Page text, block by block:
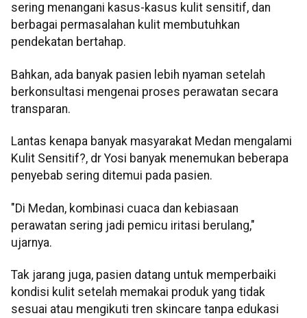
sering menangani kasus-kasus kulit sensitif, dan
berbagai permasalahan kulit membutuhkan
pendekatan bertahap.
Bahkan, ada banyak pasien lebih nyaman setelah
berkonsultasi mengenai proses perawatan secara
transparan.
Lantas kenapa banyak masyarakat Medan mengalami
Kulit Sensitif?, dr Yosi banyak menemukan beberapa
penyebab sering ditemui pada pasien.
"Di Medan, kombinasi cuaca dan kebiasaan
perawatan sering jadi pemicu iritasi berulang,"
ujarnya.
Tak jarang juga, pasien datang untuk memperbaiki
kondisi kulit setelah memakai produk yang tidak
sesuai atau mengikuti tren skincare tanpa edukasi